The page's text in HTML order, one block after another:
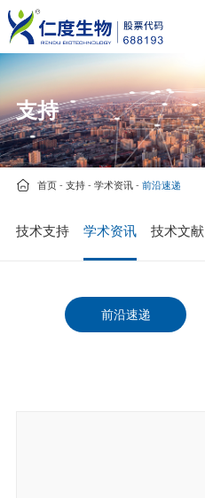
支持
技术支持 学术资讯 技术文献
首页 -支持 -学术资讯 -前沿速递
前沿速递